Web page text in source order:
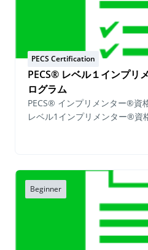
o protocolo PECS. Este programa de
indivíduos que participaram de um
Nível 1 e/ou PECS Nível 2. Para obter
participar de um workshop, visite
PECS Certification
PECS® レベル１インプリ
ログラム
PECS® インプリメンター®資
レベル1インプリメンター®資
参加を希望する候補者は、申
ベル1トレーニングまたは
持している必要があります。 PECSのインプリメンター
認定を維持したい方は、PECS
再認定プログラムに登録し以
で、認定を維持することがで
能的な活動内でのPECSの実
Beginner